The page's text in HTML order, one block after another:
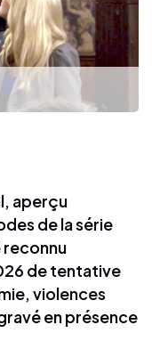
aperçu
de la série
reconnu
de tentative
violences
en présence